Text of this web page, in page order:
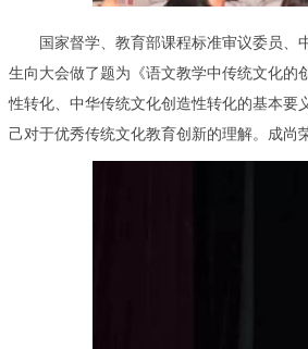
国家督学、教育部课程标准审议委员、
生向大会做了题为《语文教学中传统文化的
性转化、中华传统文化创造性转化的基本要
己对于优秀传统文化教育创新的理解。成尚